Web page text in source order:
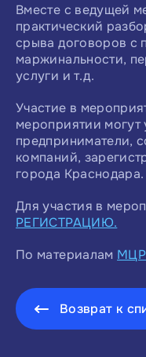
Вместе с ведущей
практический
срыва договоров с
маржинальности,
услуги и т.д.
Участие в
мероприятии могут
предприниматели,
компаний,
города Краснодара.
Для участия в
РЕГИСТРАЦИЮ.
По материалам
Возврат к